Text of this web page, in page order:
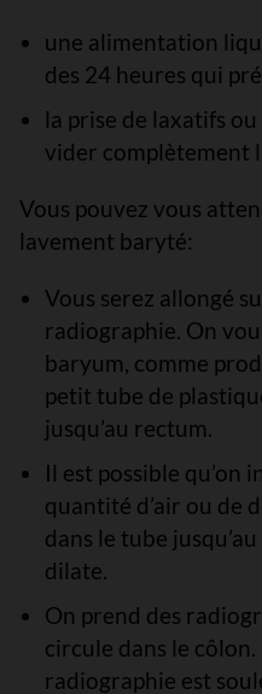
une alimentation
des 24 heures qui
la prise de laxatifs
vider complètement
Vous pouvez vous
lavement baryté:
Vous serez allongé
radiographie. On
baryum, comme
petit tube de
jusqu’au rectum.
Il est possible qu’on
quantité d’air ou de
dans le tube
dilate.
On prend des
circule dans le côlon.
radiographie est